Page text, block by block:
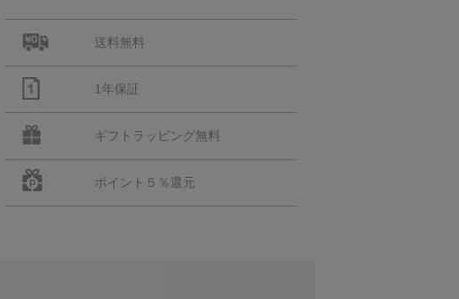
送料無料
1年保証
ギフトラッピング無料
ポイント５％還元